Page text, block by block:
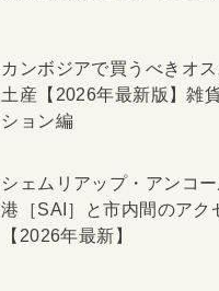
カンボジアで買うべきオ
土産【2026年最新版】雑
ション編
シェムリアップ・アンコ
港［SAI］と市内間のアク
【2026年最新】